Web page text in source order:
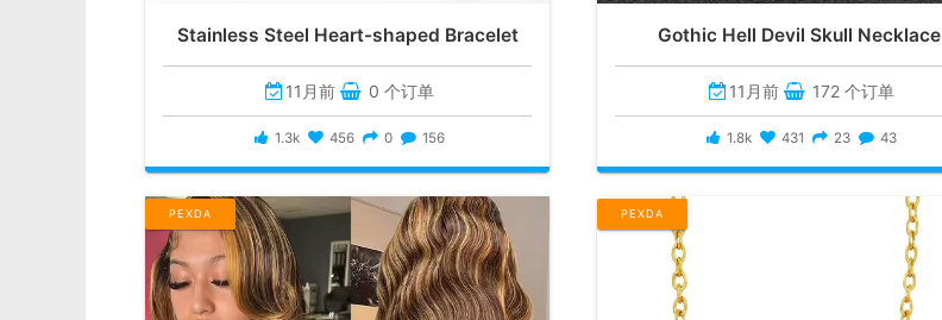
Stainless Steel Heart-shaped Bracelet
11月前 0 个订单
1.3k 456 0 156
Gothic Hell Devil Skull Necklace
11月前 172 个订单
1.8k 431 23 43
PEXDA PEXDA